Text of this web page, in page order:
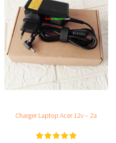
Charger Laptop Acer 12v – 2a